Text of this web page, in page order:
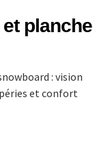
planche
: vision
et confort